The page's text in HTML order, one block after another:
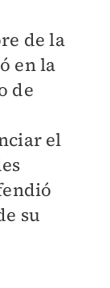
de la
en la
de
el
su